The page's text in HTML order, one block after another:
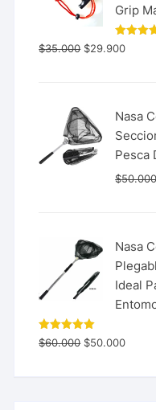
Grip
Valorado
con
$35.000 $29.900
Nasa
Pesca
$
Nasa
Ideal
Valorado
con 5.00
$60.000 $50.000